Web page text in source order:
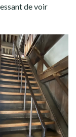
de voir